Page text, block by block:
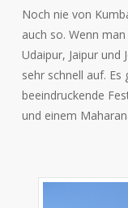
Noch nie von
auch so. Wenn
Udaipur, Jaipur und
sehr schnell auf.
beeindruckende
und einem